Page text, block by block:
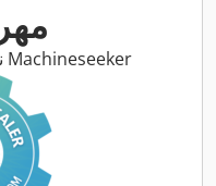
نمایندگان فروش مورد تأیید Machineseeker